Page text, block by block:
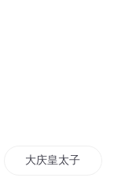
大庆皇太子